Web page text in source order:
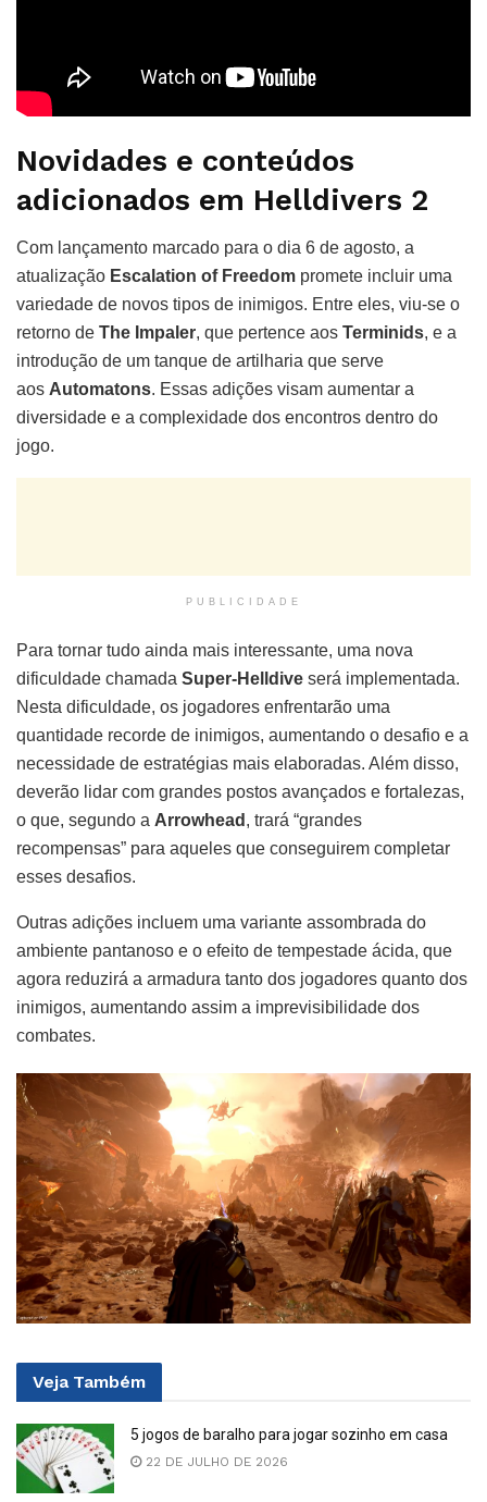
Novidades e conteúdos
adicionados em Helldivers 2
Com lançamento marcado para o dia 6 de agosto, a
atualização Escalation of Freedom promete incluir uma
variedade de novos tipos de inimigos. Entre eles, viu-se o
retorno de The Impaler, que pertence aos Terminids, e a
introdução de um tanque de artilharia que serve
aos Automatons. Essas adições visam aumentar a
diversidade e a complexidade dos encontros dentro do
jogo.
PUBLICIDADE
Para tornar tudo ainda mais interessante, uma nova
dificuldade chamada Super-Helldive será implementada.
Nesta dificuldade, os jogadores enfrentarão uma
quantidade recorde de inimigos, aumentando o desafio e a
necessidade de estratégias mais elaboradas. Além disso,
deverão lidar com grandes postos avançados e fortalezas,
o que, segundo a Arrowhead , trará “grandes
recompensas” para aqueles que conseguirem completar
esses desafios.
Outras adições incluem uma variante assombrada do
ambiente pantanoso e o efeito de tempestade ácida, que
agora reduzirá a armadura tanto dos jogadores quanto dos
inimigos, aumentando assim a imprevisibilidade dos
combates.
Veja Também
5 jogos de baralho para jogar sozinho em casa
22 DE JULHO DE 2026